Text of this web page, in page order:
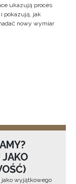
ukazują proces
pokazują, jak
nowy wymiar
jako wyjątkowego